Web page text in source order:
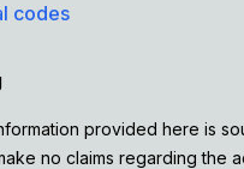
codes
provided here is
no claims regarding the